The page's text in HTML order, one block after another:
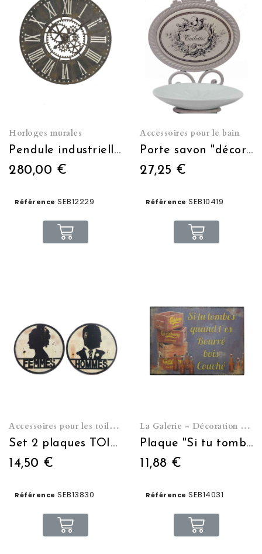
Horloges murales
Pendule industrielle 91 cms
280,00 €
Référence SEB12229
Accessoires pour le bain
Porte savon "décor ange"
27,25 €
Référence SEB10419
Accessoires pour les toilettes
Set 2 plaques TOILETTES Hommes Femmes
14,50 €
Référence SEB13830
La Galerie - Décoration murale
Plaque "Si tu tombes..." 21*15 cms
11,88 €
Référence SEB14031